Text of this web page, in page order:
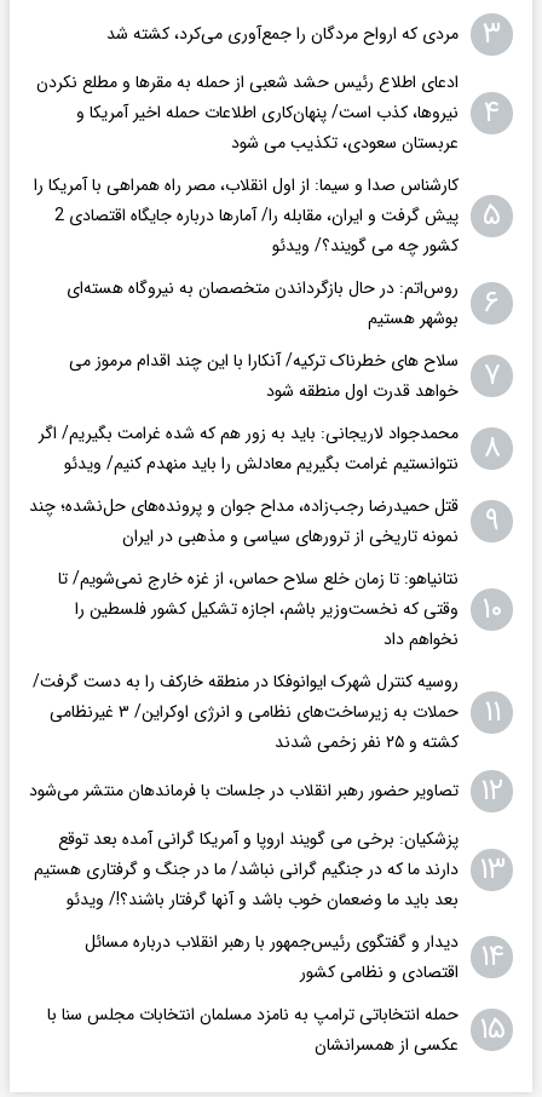
۳ مردی که ارواح مردگان را جمع‌آوری می‌کرد، کشته شد
۴
ادعای اطلاع رئیس حشد شعبی از حمله به مقرها و مطلع نکردن
نیروها، کذب است/ پنهان‌کاری اطلاعات حمله اخیر آمریکا و
عربستان سعودی، تکذیب می شود
۵
کارشناس صدا و سیما: از اول انقلاب، مصر راه همراهی با آمریکا را
پیش گرفت و ایران، مقابله را/ آمارها درباره جایگاه اقتصادی 2
کشور چه می گویند؟/ ویدئو
۶
روس‌اتم: در حال بازگرداندن متخصصان به نیروگاه هسته‌ای
بوشهر هستیم
۷
سلاح های خطرناک ترکیه/ آنکارا با این چند اقدام مرموز می
خواهد قدرت اول منطقه شود
۸
محمدجواد لاریجانی: باید به زور هم که شده غرامت بگیریم/ اگر
نتوانستیم غرامت بگیریم معادلش را باید منهدم کنیم/ ویدئو
۹
قتل حمیدرضا رجب‌زاده، مداح جوان و پرونده‌های حل‌نشده؛ چند
نمونه تاریخی از ترورهای سیاسی و مذهبی در ایران
۱۰
نتانیاهو: تا زمان خلع سلاح حماس، از غزه خارج نمی‌شویم/ تا
وقتی که نخست‌وزیر باشم، اجازه تشکیل کشور فلسطین را
نخواهم داد
۱۱
روسیه کنترل شهرک ایوانوفکا در منطقه خارکف را به دست گرفت/
حملات به زیرساخت‌های نظامی و انرژی اوکراین/ ۳ غیرنظامی
کشته و ۲۵ نفر زخمی شدند
۱۲ تصاویر حضور رهبر انقلاب در جلسات با فرماندهان منتشر می‌شود
۱۳
پزشکیان: برخی می گویند اروپا و آمریکا گرانی آمده بعد توقع
دارند ما که در جنگیم گرانی نباشد/ ما در جنگ و گرفتاری هستیم
بعد باید ما وضعمان خوب باشد و آنها گرفتار باشند؟!/ ویدئو
۱۴
دیدار و گفتگوی رئیس‌جمهور با رهبر انقلاب درباره مسائل
اقتصادی و نظامی کشور
۱۵
حمله انتخاباتی ترامپ به نامزد مسلمان انتخابات مجلس سنا با
عکسی از همسرانشان